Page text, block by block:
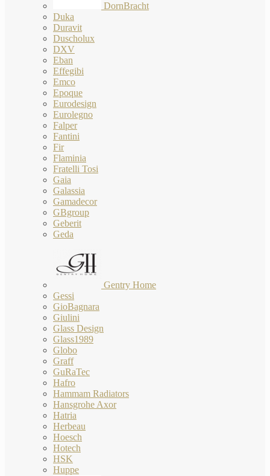
DornBracht
Duka
Duravit
Duscholux
DXV
Eban
Effegibi
Emco
Epoque
Eurodesign
Eurolegno
Falper
Fantini
Fir
Flaminia
Fratelli Tosi
Gaia
Galassia
Gamadecor
GBgroup
Geberit
Geda
Gentry Home
Gessi
GioBagnara
Giulini
Glass Design
Glass1989
Globo
Graff
GuRaTec
Hafro
Hammam Radiators
Hansgrohe Axor
Hatria
Herbeau
Hoesch
Hotech
HSK
Huppe